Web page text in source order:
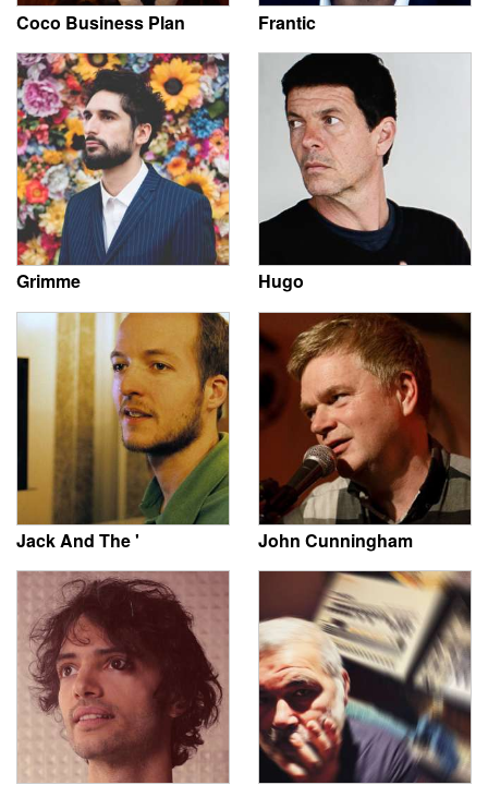
Coco Business Plan Frantic
Grimme Hugo
Jack And The ' John Cunningham